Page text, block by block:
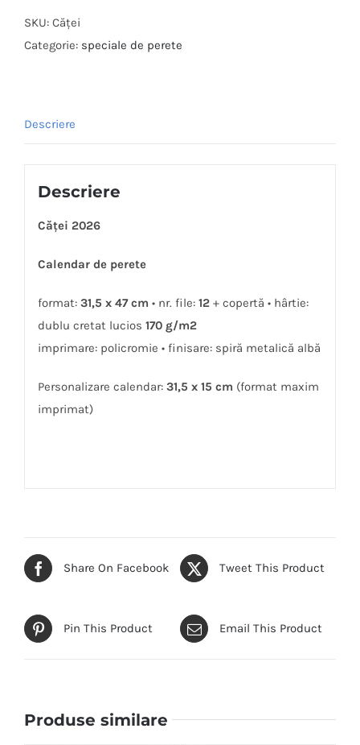
SKU: Căței
Categorie: speciale de perete
Descriere
Descriere
Căței 2026
Calendar de perete
format: 31,5 x 47 cm • nr. file: 12+ copertă • hârtie:
dublu cretat lucios 170 g/m2
imprimare: policromie • finisare: spiră metalică albă
Personalizare calendar: 31,5 x 15 cm (format maxim
imprimat)
Share On Facebook Tweet This Product
Pin This Product Email This Product
Produse similare